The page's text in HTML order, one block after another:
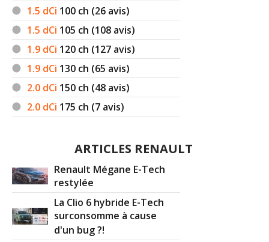
1.5 dCi 100 ch (26 avis)
1.5 dCi 105 ch (108 avis)
1.9 dCi 120 ch (127 avis)
1.9 dCi 130 ch (65 avis)
2.0 dCi 150 ch (48 avis)
2.0 dCi 175 ch (7 avis)
ARTICLES RENAULT
Renault Mégane E-Tech
restylée
La Clio 6 hybride E-Tech
surconsomme à cause
d'un bug ?!